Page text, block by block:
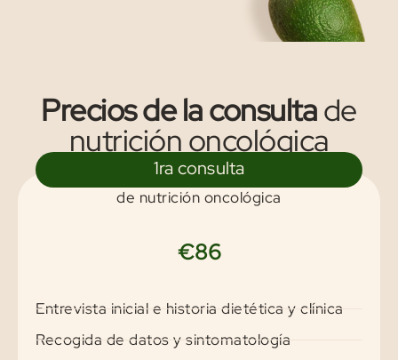
Precios de la consultade
nutrición oncológica
1ra consulta
de nutrición oncológica
€86
Entrevista inicial e historia dietética y clínica
Recogida de datos y sintomatología